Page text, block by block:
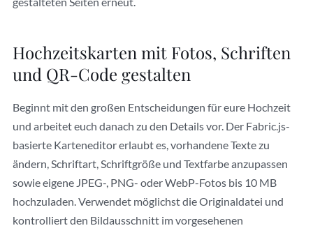
Hochzeitskarten mit Fotos, Schriften
und QR-Code gestalten
Beginnt mit den großen Entscheidungen für eure Hochzeit
und arbeitet euch danach zu den Details vor. Der Fabric.js-
basierte Karteneditor erlaubt es, vorhandene Texte zu
ändern, Schriftart, Schriftgröße und Textfarbe anzupassen
sowie eigene JPEG-, PNG- oder WebP-Fotos bis 10 MB
hochzuladen. Verwendet möglichst die Originaldatei und
kontrolliert den Bildausschnitt im vorgesehenen